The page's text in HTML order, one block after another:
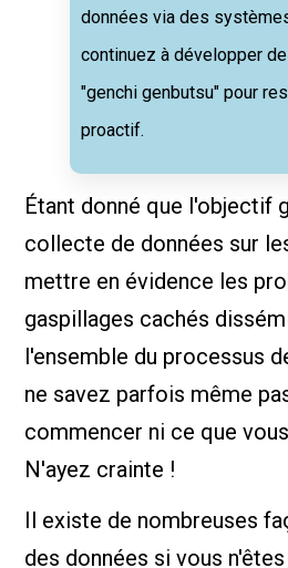
données via des
continuez à développer
"genchi genbutsu" pour
proactif.
Étant donné que l'objectif
collecte de données sur
mettre en évidence les
gaspillages cachés
l'ensemble du processus
ne savez parfois même
commencer ni ce que
N'ayez crainte !
Il existe de nombreuses
des données si vous